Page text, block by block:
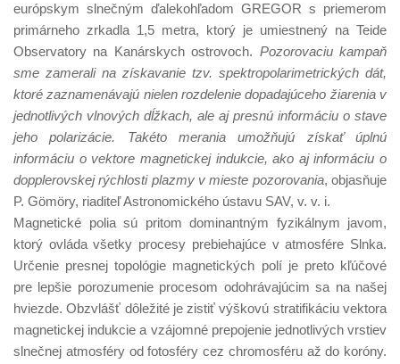
európskym slnečným ďalekohľadom GREGOR s priemerom
primárneho zrkadla 1,5 metra, ktorý je umiestnený na Teide
Observatory na Kanárskych ostrovoch. Pozorovaciu kampaň
sme zamerali na získavanie tzv. spektropolarimetrických dát,
ktoré zaznamenávajú nielen rozdelenie dopadajúceho žiarenia v
jednotlivých vlnových dĺžkach, ale aj presnú informáciu o stave
jeho polarizácie. Takéto merania umožňujú získať úplnú
informáciu o vektore magnetickej indukcie, ako aj informáciu o
dopplerovskej rýchlosti plazmy v mieste pozorovania, objasňuje
P. Gömöry, riaditeľ Astronomického ústavu SAV, v. v. i.
Magnetické polia sú pritom dominantným fyzikálnym javom,
ktorý ovláda všetky procesy prebiehajúce v atmosfére Slnka.
Určenie presnej topológie magnetických polí je preto kľúčové
pre lepšie porozumenie procesom odohrávajúcim sa na našej
hviezde. Obzvlášť dôležité je zistiť výškovú stratifikáciu vektora
magnetickej indukcie a vzájomné prepojenie jednotlivých vrstiev
slnečnej atmosféry od fotosféry cez chromosféru až do koróny.